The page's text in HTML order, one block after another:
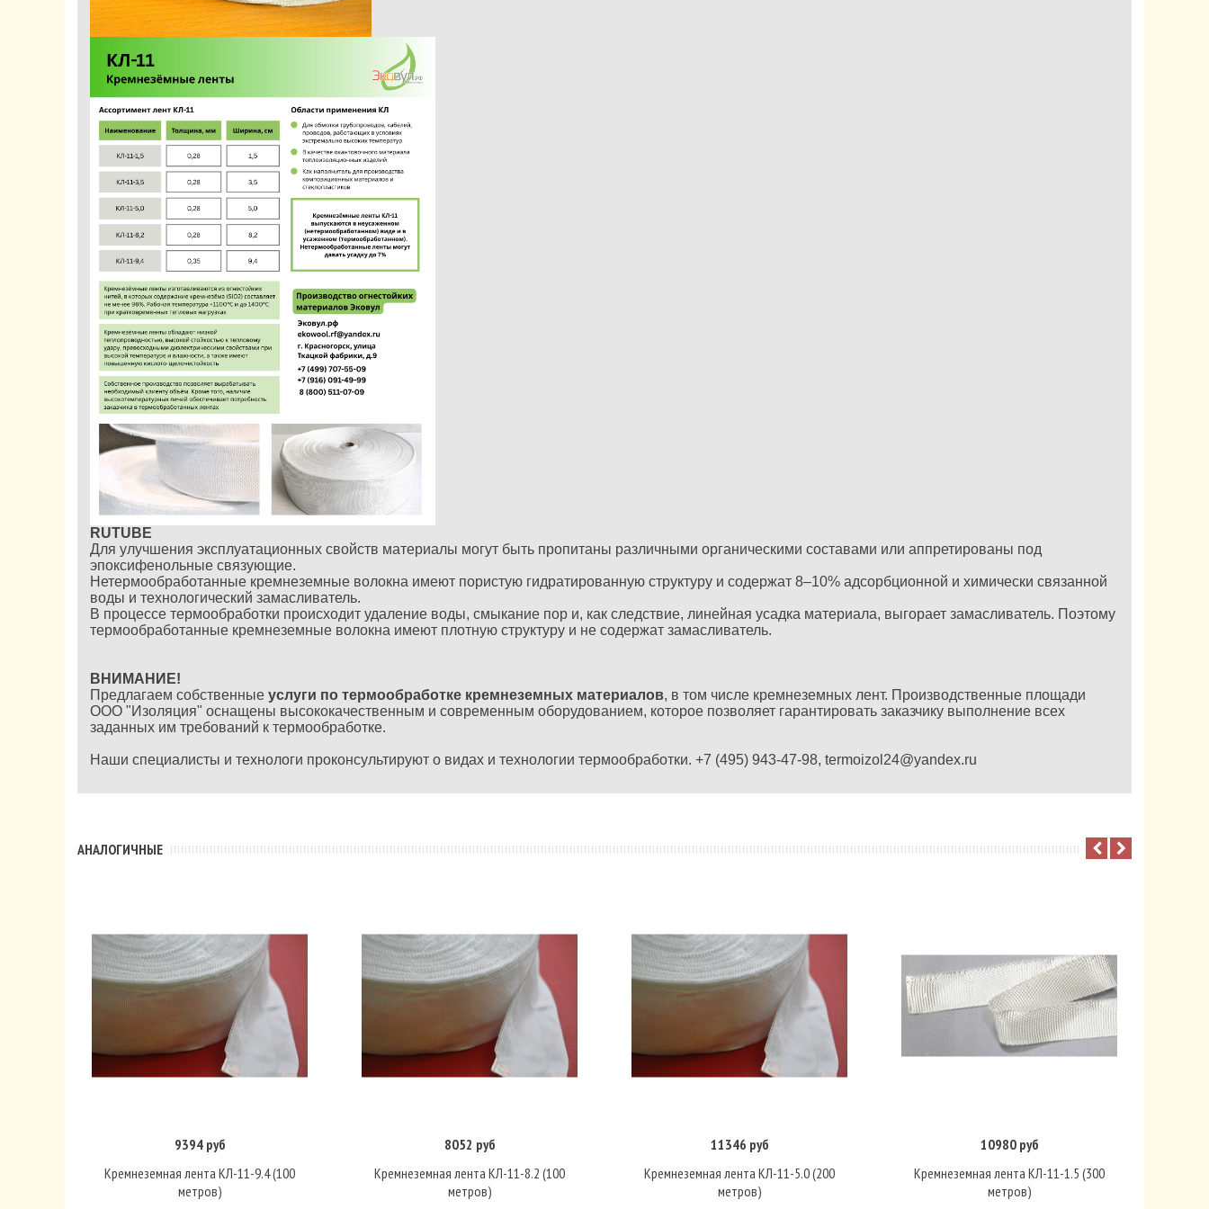
RUTUBE
Для улучшения эксплуатационных свойств материалы могут быть пропитаны различными органическими составами или аппретированы под
эпоксифенольные связующие.
Нетермообработанные кремнеземные волокна имеют пористую гидратированную структуру и содержат 8–10% адсорбционной и химически связанной
воды и технологический замасливатель.
В процессе термообработки происходит удаление воды, смыкание пор и, как следствие, линейная усадка материала, выгорает замасливатель. Поэтому
термообработанные кремнеземные волокна имеют плотную структуру и не содержат замасливатель.
ВНИМАНИЕ!
Предлагаем собственные услуги по термообработке кремнеземных материалов, в том числе кремнеземных лент. Производственные площади
ООО "Изоляция" оснащены высококачественным и современным оборудованием, которое позволяет гарантировать заказчику выполнение всех
заданных им требований к термообработке.
Наши специалисты и технологи проконсультируют о видах и технологии термообработки. +7 (495) 943-47-98, termoizol24@yandex.ru
АНАЛОГИЧНЫЕ
В корзину
9394 руб
Кремнеземная лента КЛ-11-9.4 (100
метров)
В корзину
8052 руб
Кремнеземная лента КЛ-11-8.2 (100
метров)
В корзину
11346 руб
Кремнеземная лента КЛ-11-5.0 (200
метров)
В корзину
10980 руб
Кремнеземная лента КЛ-11-1.5 (300
метров)